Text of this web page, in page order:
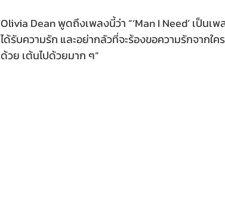
Olivia Dean พูดถึงเพลงนี้ว่า “‘Man I Need’ เป็น
ได้รับความรัก และอย่ากลัวที่จะร้องขอความรักจากใ
ด้วย เต้นไปด้วยมาก ๆ”